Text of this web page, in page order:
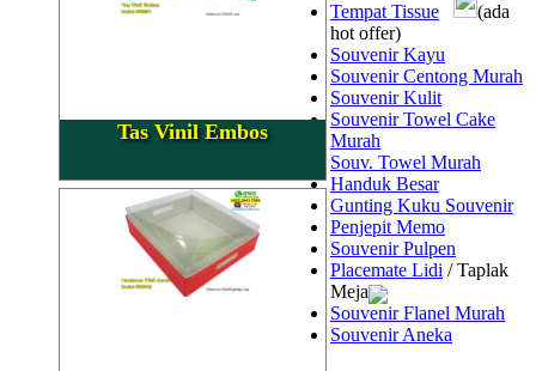
Tas Vinil Embos
Tempat Tissue
(ada
hot offer)
Souvenir Kayu
Souvenir Centong Murah
Souvenir Kulit
Souvenir Towel Cake
Murah
Souv. Towel Murah
Handuk Besar
Gunting Kuku Souvenir
Penjepit Memo
Souvenir Pulpen
Placemate Lidi / Taplak
Meja
Souvenir Flanel Murah
Souvenir Aneka